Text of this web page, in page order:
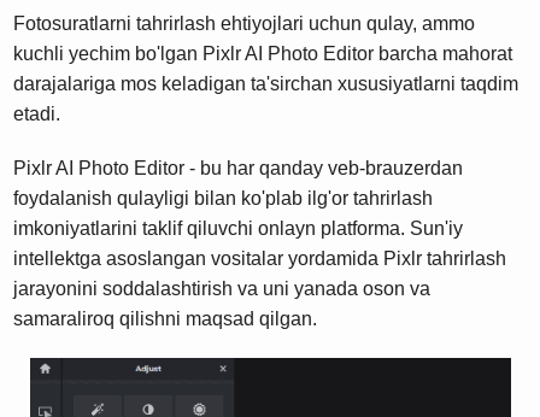
Fotosuratlarni tahrirlash ehtiyojlari uchun qulay, ammo
kuchli yechim bo'lgan Pixlr AI Photo Editor barcha mahorat
darajalariga mos keladigan ta'sirchan xususiyatlarni taqdim
etadi.
Pixlr AI Photo Editor - bu har qanday veb-brauzerdan
foydalanish qulayligi bilan ko'plab ilg'or tahrirlash
imkoniyatlarini taklif qiluvchi onlayn platforma. Sun'iy
intellektga asoslangan vositalar yordamida Pixlr tahrirlash
jarayonini soddalashtirish va uni yanada oson va
samaraliroq qilishni maqsad qilgan.